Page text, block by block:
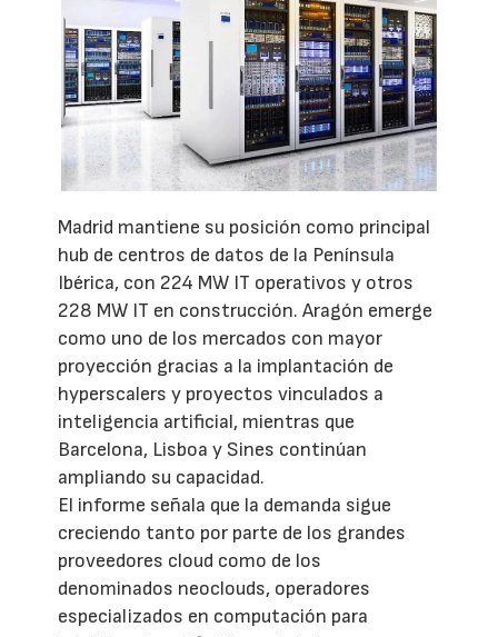
Madrid mantiene su posición como principal
hub de centros de datos de la Península
Ibérica, con 224 MW IT operativos y otros
228 MW IT en construcción. Aragón emerge
como uno de los mercados con mayor
proyección gracias a la implantación de
hyperscalers y proyectos vinculados a
inteligencia artificial, mientras que
Barcelona, Lisboa y Sines continúan
ampliando su capacidad.
El informe señala que la demanda sigue
creciendo tanto por parte de los grandes
proveedores cloud como de los
denominados neoclouds, operadores
especializados en computación para